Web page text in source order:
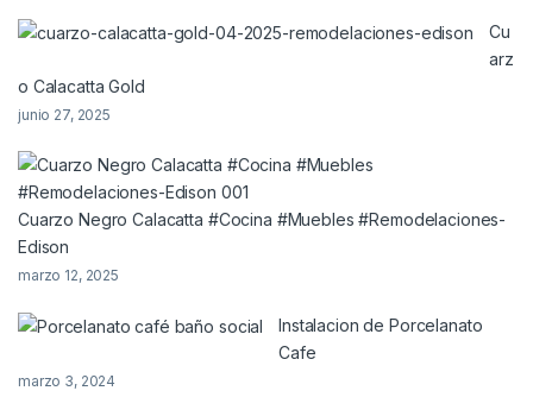
Cu
arz
o Calacatta Gold
junio 27, 2025
Cuarzo Negro Calacatta #Cocina #Muebles #Remodelaciones-
Edison
marzo 12, 2025
Instalacion de Porcelanato
Cafe
marzo 3, 2024